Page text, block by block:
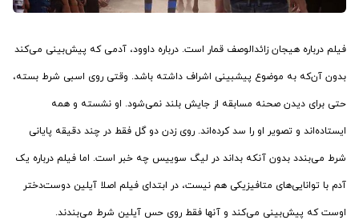
فیلم درباره هیجان زائدالوصف قمار است. درباره داوود، آدمی که پیش‌بینی می‌کند
بدون آن‌که به موضوع پیشبینی اشراف داشته باشد. وقتی روی اسبی شرط بسته،
حتی برای دیدن صحنه مسابقه از جایش بلند نمی‌شود. او نشسته و همه
ایستاده‌اند و تصویر او را سد کرده‌اند. روی زدن دو گل فقط در چند دقیقه پایانی
شرط می‌بندد بدون آنکه بداند در لیگ سوییس چه خبر است. اما فیلم درباره یک
آدم با توانایی‌های متافیزیکی هم نیست، در ابتدای فیلم اصلا آیلین دوست‌دختر
اوست که پیش‌بینی می‌کند و آنها فقط روی حس آیلین شرط می‌بندند.